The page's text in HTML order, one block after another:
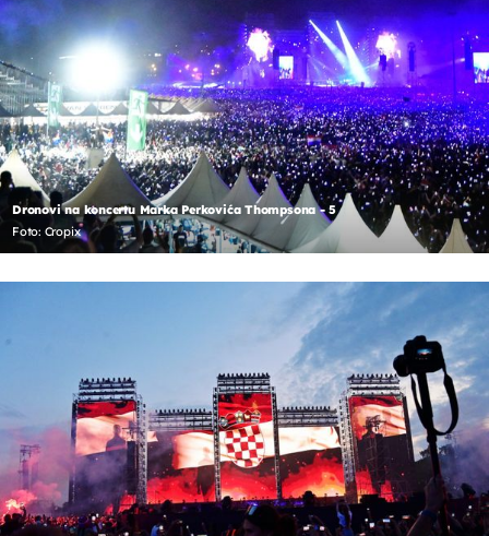
Dronovi na koncertu Marka Perkovića Thompsona - 5
Foto: Cropix